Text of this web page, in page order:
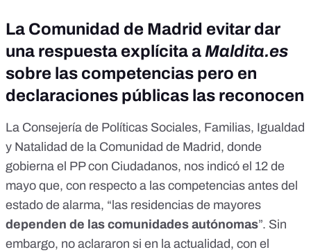
La Comunidad de Madrid evitar dar
una respuesta explícita aMaldita.es
sobre las competencias pero en
declaraciones públicas las reconocen
La Consejería de Políticas Sociales, Familias, Igualdad
y Natalidad de la Comunidad de Madrid, donde
gobierna el PP con Ciudadanos, nos indicó el 12 de
mayo que, con respecto a las competencias antes del
estado de alarma, “las residencias de mayores
dependen de las comunidades autónomas”. Sin
embargo, no aclararon si en la actualidad, con el